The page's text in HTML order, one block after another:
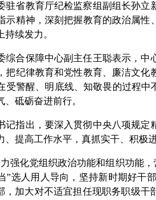
省教育厅纪检监察组副组长孙立
示精神，深刻把握教育的政治属
持续发力。
合保障中心副主任王聪表示，中
把纪律教育和党性教育、廉洁文
受警醒、明底线、知敬畏的过程
、砥砺奋进前行。
指出，要深入贯彻中央八项规定
、提高工作水平，真抓实干、积极
化党组织政治功能和组织功能，
”选人用人导向，坚持新时期好干
，加大对不适宜担任现职务职级